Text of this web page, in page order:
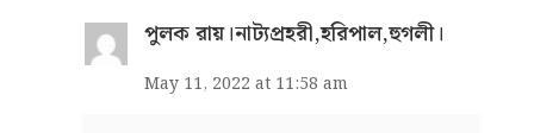
পুলক রায়।নাট্যপ্রহরী,হরিপাল,হুগলী।
May 11, 2022 at 11:58 am